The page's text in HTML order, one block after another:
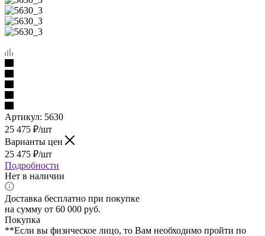
Артикул: 5630
25 475 ₽/шт
Варианты цен
25 475 ₽/шт
Подробности
Нет в наличии
Доставка бесплатно при покупке
на сумму от 60 000 руб.
Покупка
**Если вы физическое лицо, то Вам необходимо пройти по